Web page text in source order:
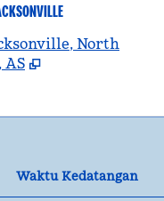
North
AS
Waktu Kedatangan